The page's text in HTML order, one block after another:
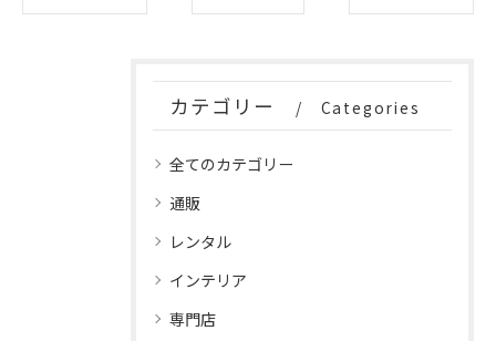
カテゴリー Categories
全てのカテゴリー
通販
レンタル
インテリア
専門店